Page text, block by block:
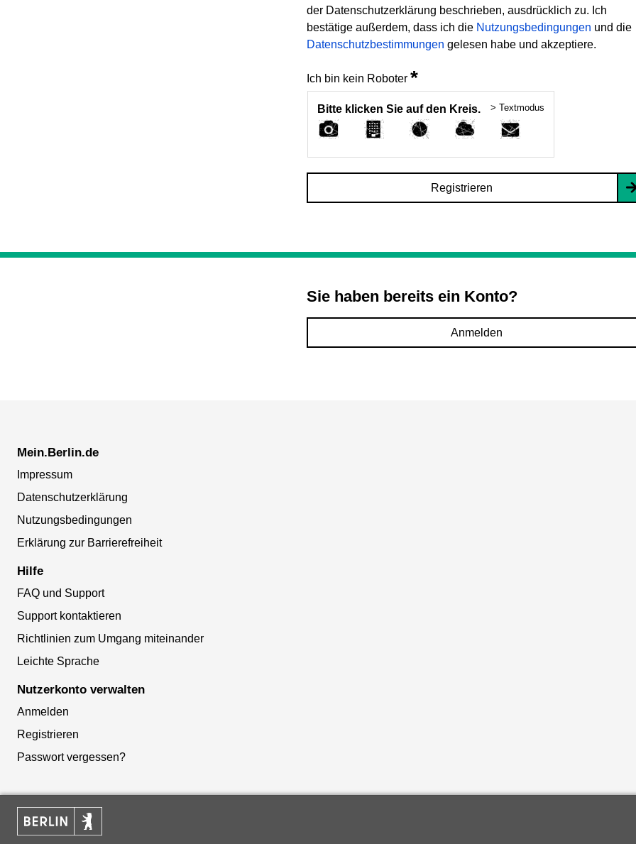
der Datenschutzerklärung beschrieben, ausdrücklich zu. Ich
bestätige außerdem, dass ich die Nutzungsbedingungen und die
Datenschutzbestimmungen gelesen habe und akzeptiere.
Ich bin kein Roboter *
Bitte klicken Sie auf den Kreis. > Textmodus
Registrieren
Sie haben bereits ein Konto?
Anmelden
Mein.Berlin.de
Impressum
Datenschutzerklärung
Nutzungsbedingungen
Erklärung zur Barrierefreiheit
Hilfe
FAQ und Support
Support kontaktieren
Richtlinien zum Umgang miteinander
Leichte Sprache
Nutzerkonto verwalten
Anmelden
Registrieren
Passwort vergessen?